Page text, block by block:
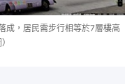
成，居民需步行相等於7層樓高